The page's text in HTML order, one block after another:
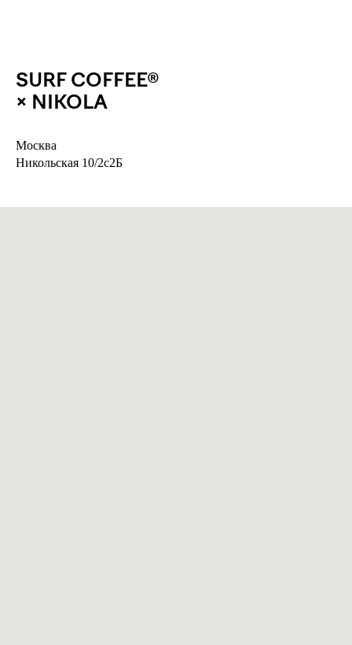
SURF COFFEE®
× NIKOLA
Москва
Никольская 10/2с2Б